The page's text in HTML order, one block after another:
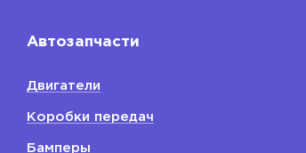
Автозапчасти
Двигатели
Коробки передач
Бамперы